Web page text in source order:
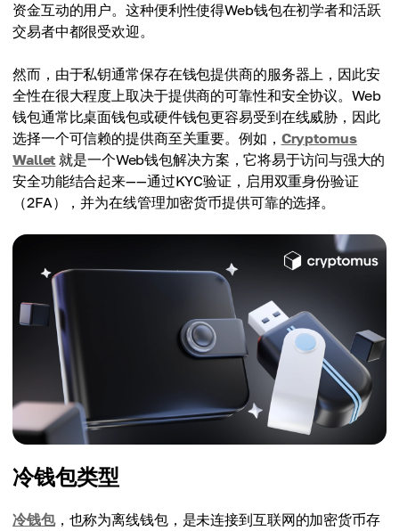
资金互动的用户。这种便利性使得Web钱包在初学者和活跃
交易者中都很受欢迎。
然而，由于私钥通常保存在钱包提供商的服务器上，因此安
全性在很大程度上取决于提供商的可靠性和安全协议。Web
钱包通常比桌面钱包或硬件钱包更容易受到在线威胁，因此
选择一个可信赖的提供商至关重要。例如， Cryptomus
Wallet 就是一个Web钱包解决方案，它将易于访问与强大的
安全功能结合起来——通过KYC验证，启用双重身份验证
（2FA），并为在线管理加密货币提供可靠的选择。
冷钱包类型
冷钱包，也称为离线钱包，是未连接到互联网的加密货币存